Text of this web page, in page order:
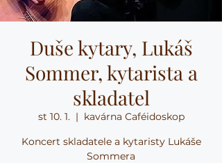
Duše kytary, Lukáš
Sommer, kytarista a
skladatel
st 10. 1.
  |
kavárna Caféidoskop
Koncert skladatele a kytaristy Lukáše
Sommera